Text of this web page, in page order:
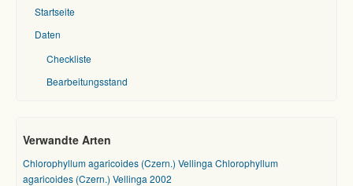
Startseite
Daten
Checkliste
Bearbeitungsstand
Verwandte Arten
Chlorophyllum agaricoides (Czern.) Vellinga Chlorophyllum
agaricoides (Czern.) Vellinga 2002